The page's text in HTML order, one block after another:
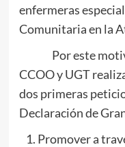
enfermeras
Comunitaria en la
Por este motivo,
CCOO y UGT
dos primeras
Declaración de
Promover a